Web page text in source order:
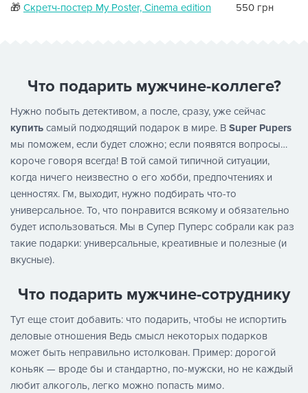
🎁 Скретч-постер My Poster, Cinema edition 550 грн
Что подарить мужчине-коллеге?
Нужно побыть детективом, а после, сразу, уже сейчас
купить самый подходящий подарок в мире. В Super Pupers
мы поможем, если будет сложно; если появятся вопросы…
короче говоря всегда! В той самой типичной ситуации,
когда ничего неизвестно о его хобби, предпочтениях и
ценностях. Гм, выходит, нужно подбирать что-то
универсальное. То, что понравится всякому и обязательно
будет использоваться. Мы в Супер Пуперс собрали как раз
такие подарки: универсальные, креативные и полезные (и
вкусные).
Что подарить мужчине-сотруднику
Тут еще стоит добавить: что подарить, чтобы не испортить
деловые отношения Ведь смысл некоторых подарков
может быть неправильно истолкован. Пример: дорогой
коньяк — вроде бы и стандартно, по-мужски, но не каждый
любит алкоголь, легко можно попасть мимо.